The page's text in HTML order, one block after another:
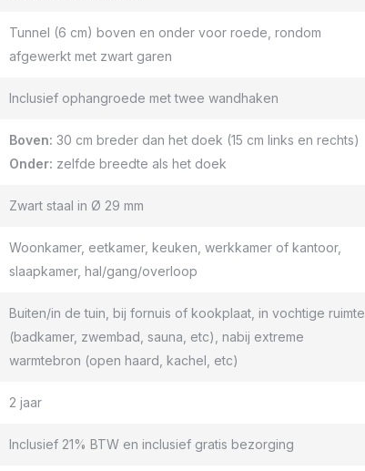
Tunnel (6 cm) boven en onder voor roede, rondom
afgewerkt met zwart garen
Inclusief ophangroede met twee wandhaken
Boven: 30 cm breder dan het doek (15 cm links en rechts)
Onder: zelfde breedte als het doek
Zwart staal in Ø 29 mm
Woonkamer, eetkamer, keuken, werkkamer of kantoor,
slaapkamer, hal/gang/overloop
Buiten/in de tuin, bij fornuis of kookplaat, in vochtige ruimte
(badkamer, zwembad, sauna, etc), nabij extreme
warmtebron (open haard, kachel, etc)
2 jaar
Inclusief 21% BTW en inclusief gratis bezorging